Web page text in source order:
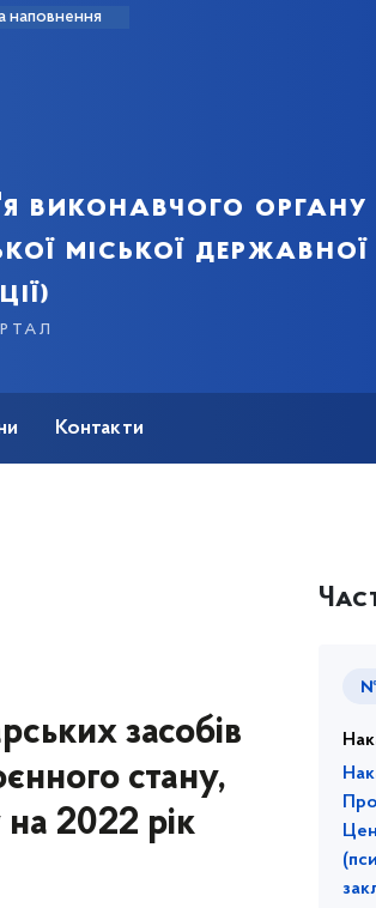
наповнення
виконавчого органу
міської державної
Контакти
засобів
стану,
2022 рік
№